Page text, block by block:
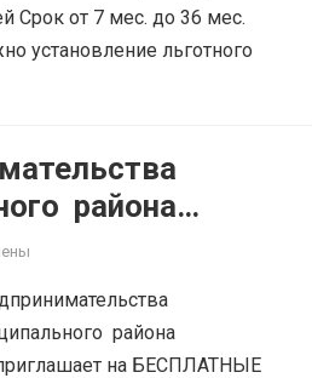
Срок от 7 мес. до 36 мес.
установление льготного
района
на
района
на БЕСПЛАТНЫЕ